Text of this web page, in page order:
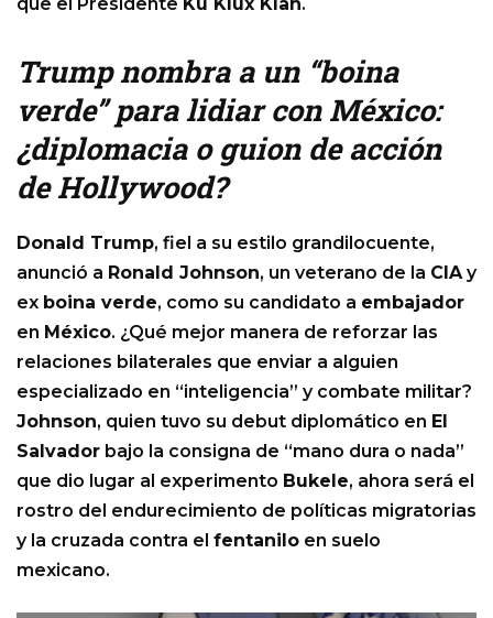
Trump nombra a un “boina
verde” para lidiar con México:
¿diplomacia o guion de acción
de Hollywood?
Donald Trump, fiel a su estilo grandilocuente,
anunció a Ronald Johnson, un veterano de la CIAy
ex boina verde, como su candidato a embajador
en México. ¿Qué mejor manera de reforzar las
relaciones bilaterales que enviar a alguien
especializado en “inteligencia” y combate militar?
Johnson, quien tuvo su debut diplomático en El
Salvador bajo la consigna de “mano dura o nada”
que dio lugar al experimento Bukele, ahora será el
rostro del endurecimiento de políticas migratorias
y la cruzada contra el fentanilo en suelo
mexicano.